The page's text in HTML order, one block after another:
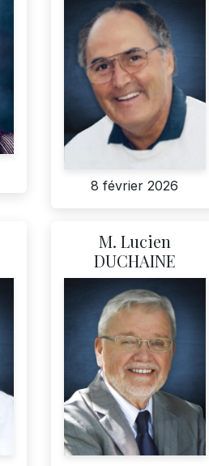
8 février 2026
M. Lucien
DUCHAINE